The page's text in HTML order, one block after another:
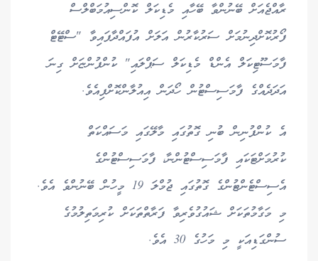
ރާއްޖެއަށް ބޭނުންވާ ބޭހާއި މެޑިކަލް ކޮންސިއުމަބްލްސް
ފޯރުކޮށްދިނުމަށް ސަރުކާރުން އަލަށް އުފައްދާފައިވާ "ސްޓޭޓް
ފާމަސޫޓިކަލް އެންޑް މެޑިކަލް ސަޕްލައި" ކުންފުންޏަށް ގިނަ
އަދަދެއްގެ ފާމަސިސްޓުން ހޯދަން އިއުލާންކޮށްފިއެވެ.
އެ ކުންފުނިން ބުނި ގޮތުގައި މާލޭގައި މަސައްކަތް
ކުރުމަށްޓަކައި ފާމަސިސްޓުންނާ، ފާމަސިސްޓުންގެ
އެސިސްޓެންޓުންގެ ގޮތުގައި ޖުމްލަ 19 މީހުން ބޭނުންވެ އެވެ.
މި މަގާމުތަކަށް ޝައުގުވެރިވާ ފަރާތްތަކަށް ކުރިމަތިލުމުގެ
ސުންގަޑިއަކީ މި މަހުގެ 30 އެވެ.